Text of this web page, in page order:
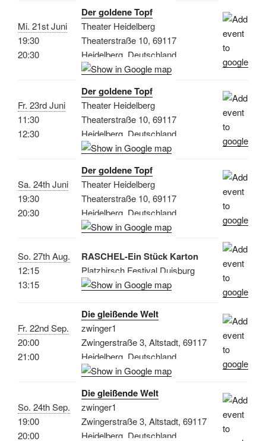
Mi. 21st Juni
19:30
20:30
Der goldene Topf
Theater Heidelberg
Theaterstraße 10, 69117
Heidelberg, Deutschland
Fr. 23rd Juni
11:30
12:30
Der goldene Topf
Theater Heidelberg
Theaterstraße 10, 69117
Heidelberg, Deutschland
Sa. 24th Juni
19:30
20:30
Der goldene Topf
Theater Heidelberg
Theaterstraße 10, 69117
Heidelberg, Deutschland
So. 27th Aug.
12:15
13:15
RASCHEL-Ein Stück Karton
Platzhirsch Festival Duisburg
Fr. 22nd Sep.
20:00
21:00
Die gleißende Welt
zwinger1
Zwingerstraße 3, Altstadt, 69117
Heidelberg, Deutschland
So. 24th Sep.
19:00
20:00
Die gleißende Welt
zwinger1
Zwingerstraße 3, Altstadt, 69117
Heidelberg, Deutschland